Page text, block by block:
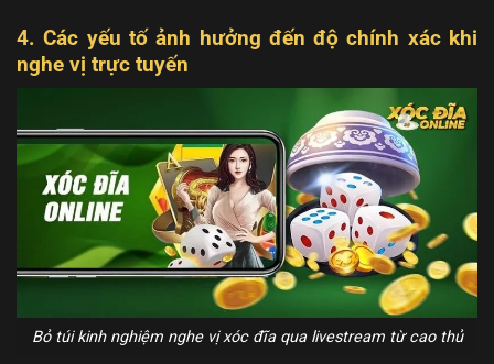
4. Các yếu tố ảnh hưởng đến độ chính xác khi
nghe vị trực tuyến
Bỏ túi kinh nghiệm nghe vị xóc đĩa qua livestream từ cao thủ